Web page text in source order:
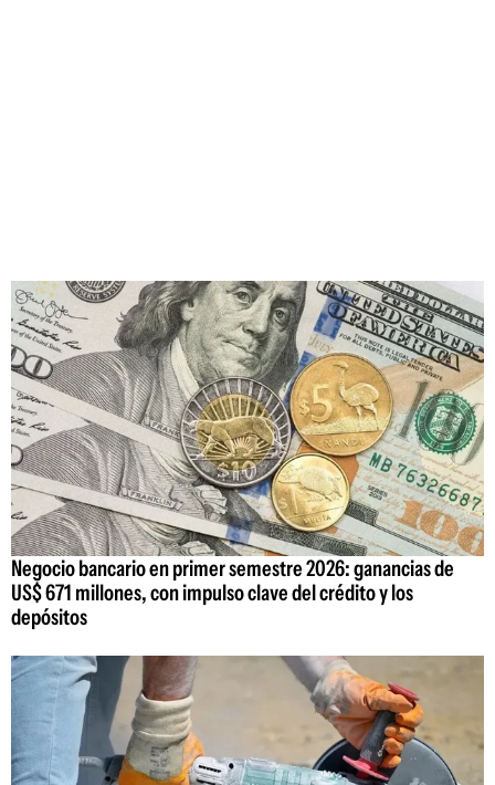
Negocio bancario en primer semestre 2026: ganancias de
US$ 671 millones, con impulso clave del crédito y los
depósitos